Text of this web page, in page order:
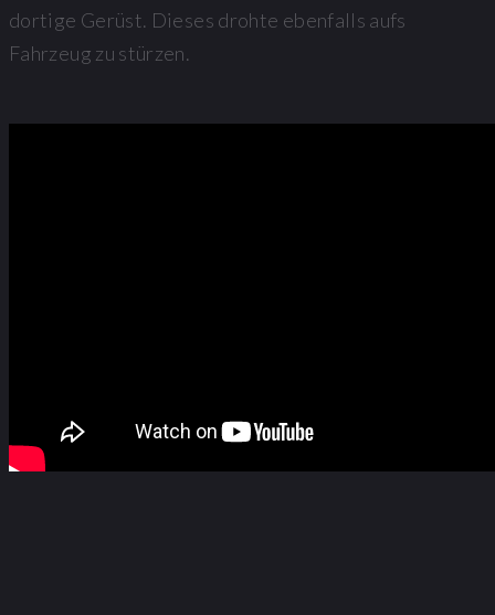
dortige Gerüst. Dieses drohte ebenfalls aufs
Fahrzeug zu stürzen.